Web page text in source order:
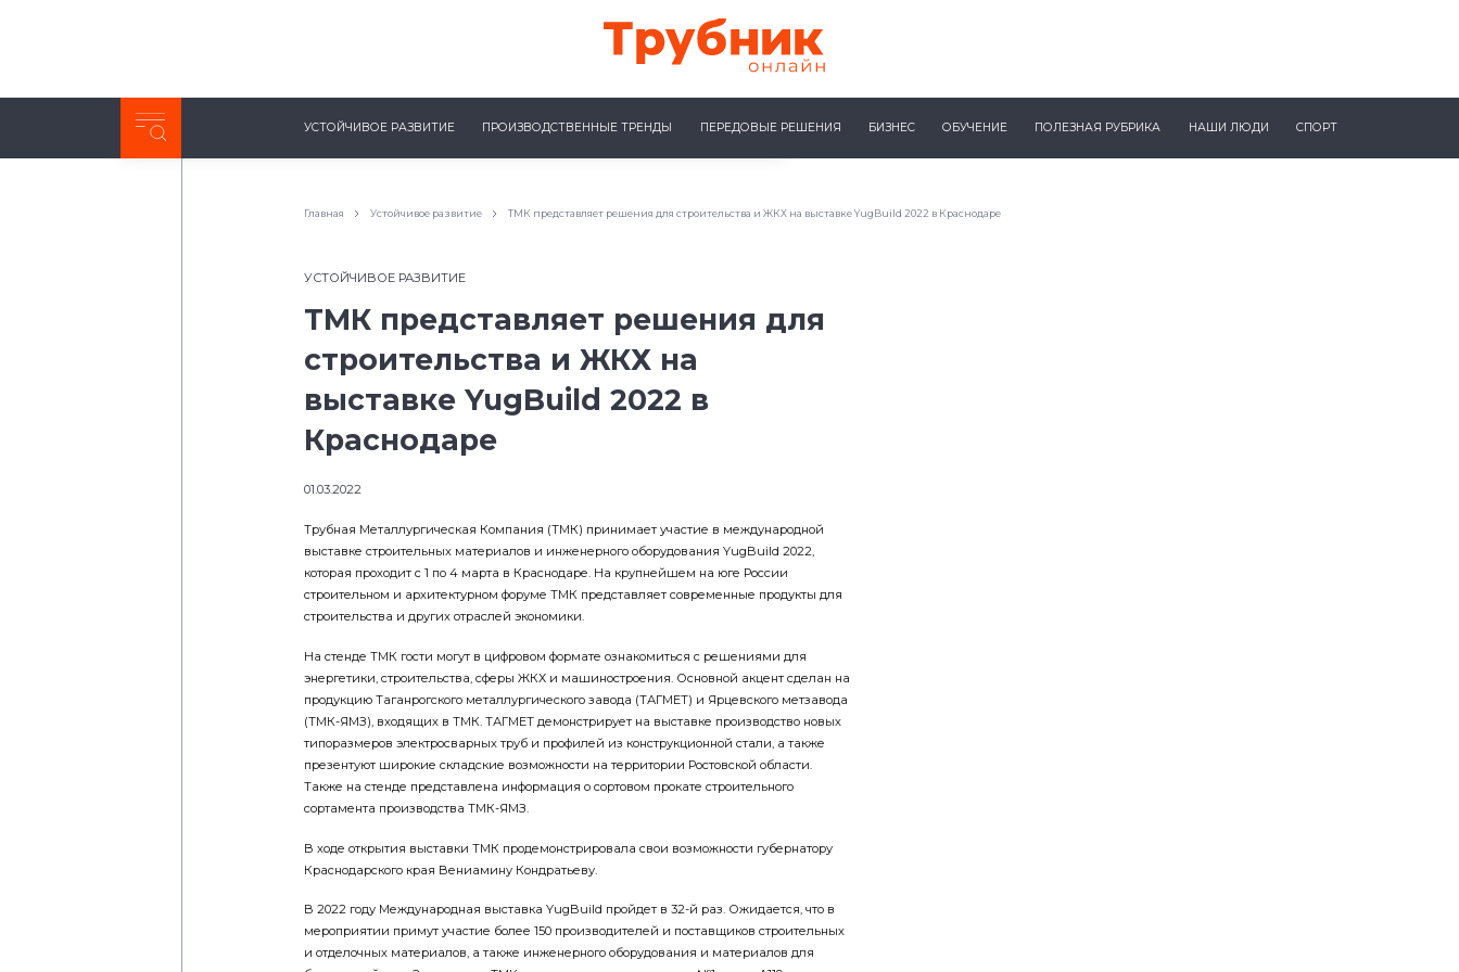
Неделя с ТМК. Выпуск №27 (225)
УСТОЙЧИВОЕ РАЗВИТИЕ ПРОИЗВОДСТВЕННЫЕ ТРЕНДЫ ПЕРЕДОВЫЕ РЕШЕНИЯ БИЗНЕС ОБУЧЕНИЕ ПОЛЕЗНАЯ РУБРИКА НАШИ ЛЮДИ СПОРТ
Главная Устойчивое развитие ТМК представляет решения для строительства и ЖКХ на выставке YugBuild 2022 в Краснодаре
УСТОЙЧИВОЕ РАЗВИТИЕ
ТМК представляет решения для
строительства и ЖКХ на
выставке YugBuild 2022 в
Краснодаре
01.03.2022
Трубная Металлургическая Компания (ТМК) принимает участие в международной
выставке строительных материалов и инженерного оборудования YugBuild 2022,
которая проходит с 1 по 4 марта в Краснодаре. На крупнейшем на юге России
строительном и архитектурном форуме ТМК представляет современные продукты для
строительства и других отраслей экономики.
На стенде ТМК гости могут в цифровом формате ознакомиться с решениями для
энергетики, строительства, сферы ЖКХ и машиностроения. Основной акцент сделан на
продукцию Таганрогского металлургического завода (ТАГМЕТ) и Ярцевского метзавода
(ТМК-ЯМЗ), входящих в ТМК. ТАГМЕТ демонстрирует на выставке производство новых
типоразмеров электросварных труб и профилей из конструкционной стали, а также
презентуют широкие складские возможности на территории Ростовской области.
Также на стенде представлена информация о сортовом прокате строительного
сортамента производства ТМК-ЯМЗ.
В ходе открытия выставки ТМК продемонстрировала свои возможности губернатору
Краснодарского края Вениамину Кондратьеву.
В 2022 году Международная выставка YugBuild пройдет в 32-й раз. Ожидается, что в
мероприятии примут участие более 150 производителей и поставщиков строительных
и отделочных материалов, а также инженерного оборудования и материалов для